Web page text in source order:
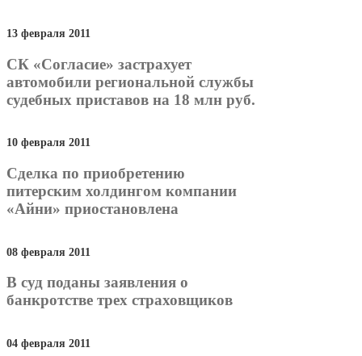
13 февраля 2011
СК «Согласие» застрахует
автомобили региональной службы
судебных приставов на 18 млн руб.
10 февраля 2011
Сделка по приобретению
питерским холдингом компании
«Айни» приостановлена
08 февраля 2011
В суд поданы заявления о
банкротстве трех страховщиков
04 февраля 2011